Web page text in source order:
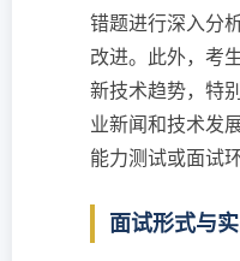
错题进行深入分
改进。此外，考
新技术趋势，特
业新闻和技术发
能力测试或面试
面试形式与